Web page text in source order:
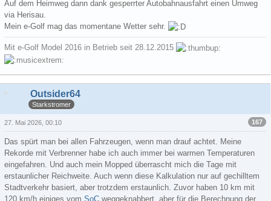
Auf dem Heimweg dann dank gesperrter Autobahnausfahrt einen Umweg
via Herisau.
Mein e-Golf mag das momentane Wetter sehr.
Mit e-Golf Model 2016 in Betrieb seit 28.12.2015
Outsider64
Starkstromer
167
27. Mai 2026, 00:10
Das spürt man bei allen Fahrzeugen, wenn man drauf achtet. Meine
Rekorde mit Verbrenner habe ich auch immer bei warmen Temperaturen
eingefahren. Und auch mein Mopped überrascht mich die Tage mit
erstaunlicher Reichweite. Auch wenn diese Kalkulation nur auf gechilltem
Stadtverkehr basiert, aber trotzdem erstaunlich. Zuvor haben 10 km mit
120 km/h einiges vom SoC weggeknabbert, aber für die Berechnung der